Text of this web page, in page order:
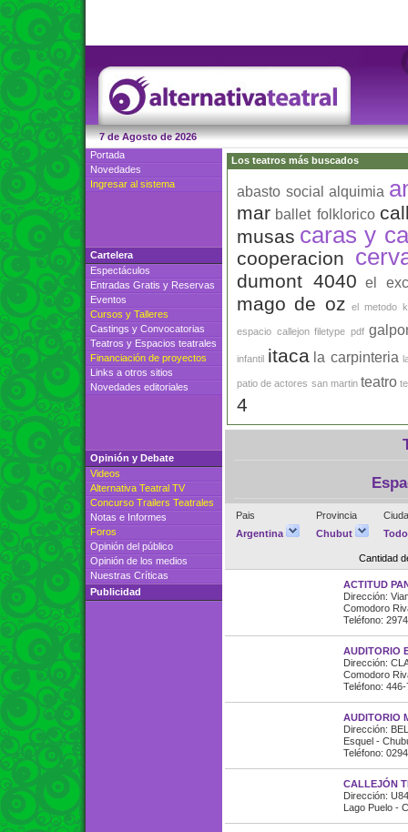
7 de Agosto de 2026
Portada
Novedades
Ingresar al sistema
Cartelera
Espectáculos
Entradas Gratis y Reservas
Eventos
Cursos y Talleres
Castings y Convocatorias
Teatros y Espacios teatrales
Financiación de proyectos
Links a otros sitios
Novedades editoriales
Opinión y Debate
Videos
Alternativa Teatral TV
Concurso Trailers Teatrales
Notas e Informes
Foros
Opinión del público
Opinión de los medios
Nuestras Críticas
Publicidad
Los teatros más buscados
abasto social alquimia
mar ballet folklorico
musas caras y
cooperacion
dumont 4040 el
mago de oz el metodo
espacio callejon filetype pdf
infantil itaca la carpinteria
patio de actores san martin teatro
4
Pais Provincia
Argentina
Chubut
Cantidad
ACTITUD
Dirección:
Comodoro
Teléfono:
AUDITORIO
Dirección:
Comodoro
Teléfono:
AUDITORIO
Dirección:
Esquel -
Teléfono:
CALLEJÓN
Dirección:
Lago Puelo -